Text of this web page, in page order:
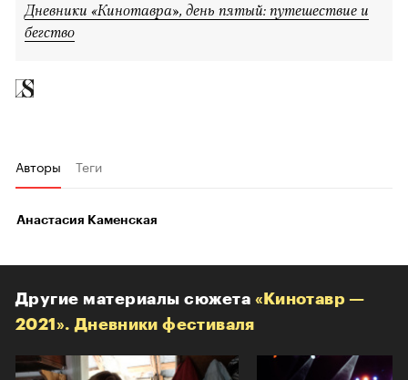
Дневники «Кинотавра», день пятый: путешествие и
бегство
Авторы Теги
Анастасия Каменская
Другие материалы сюжета «Кинотавр —
2021». Дневники фестиваля